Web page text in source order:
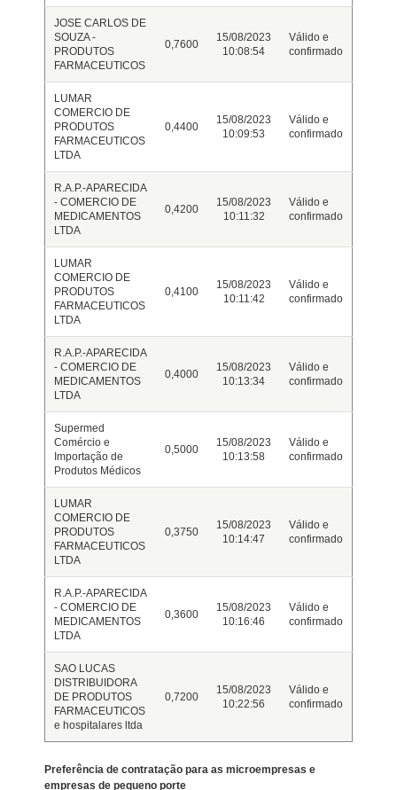
JOSE CARLOS DE
SOUZA -
PRODUTOS
FARMACEUTICOS
0,7600
15/08/2023
10:08:54
Válido e
confirmado
LUMAR
COMERCIO DE
PRODUTOS
FARMACEUTICOS
LTDA
0,4400
15/08/2023
10:09:53
Válido e
confirmado
R.A.P.-APARECIDA
- COMERCIO DE
MEDICAMENTOS
LTDA
0,4200
15/08/2023
10:11:32
Válido e
confirmado
LUMAR
COMERCIO DE
PRODUTOS
FARMACEUTICOS
LTDA
0,4100
15/08/2023
10:11:42
Válido e
confirmado
R.A.P.-APARECIDA
- COMERCIO DE
MEDICAMENTOS
LTDA
0,4000
15/08/2023
10:13:34
Válido e
confirmado
Supermed
Comércio e
Importação de
Produtos Médicos
0,5000
15/08/2023
10:13:58
Válido e
confirmado
LUMAR
COMERCIO DE
PRODUTOS
FARMACEUTICOS
LTDA
0,3750
15/08/2023
10:14:47
Válido e
confirmado
R.A.P.-APARECIDA
- COMERCIO DE
MEDICAMENTOS
LTDA
0,3600
15/08/2023
10:16:46
Válido e
confirmado
SAO LUCAS
DISTRIBUIDORA
DE PRODUTOS
FARMACEUTICOS
e hospitalares ltda
0,7200
15/08/2023
10:22:56
Válido e
confirmado
Preferência de contratação para as microempresas e
empresas de pequeno porte